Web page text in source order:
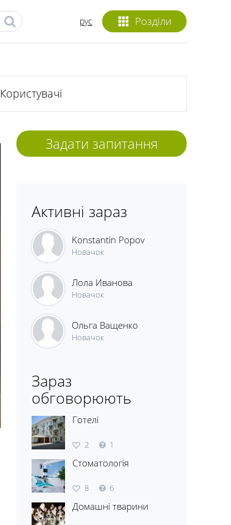
Розділи
рус
Користувачі
Задати запитання
Активні зараз
Konstantin Popov
Новачок
Лола Иванова
Новачок
Ольга Ващенко
Новачок
Зараз
обговорюють
Готелі
2 1
Стоматологія
8 6
Домашні тварини